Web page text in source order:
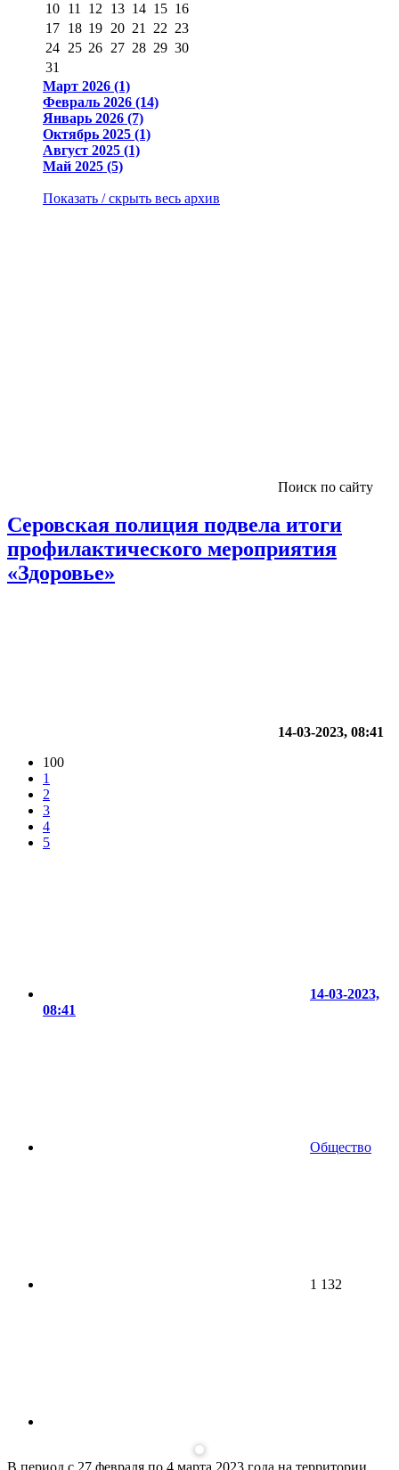
10 11 12 13 14 15 16
17 18 19 20 21 22 23
24 25 26 27 28 29 30
31
Март 2026 (1)
Февраль 2026 (14)
Январь 2026 (7)
Октябрь 2025 (1)
Август 2025 (1)
Май 2025 (5)
Показать / скрыть весь архив
Поиск по сайту
Серовская полиция подвела итоги
профилактического мероприятия
«Здоровье»
14-03-2023, 08:41
100
1
2
3
4
5
14-03-2023,
08:41
Общество
1 132
В период с 27 февраля по 4 марта 2023 года на территории